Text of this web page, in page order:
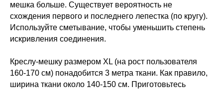
мешка больше. Существует вероятность не
схождения первого и последнего лепестка (по кругу).
Используйте сметывание, чтобы уменьшить степень
искривления соединения.
Креслу-мешку размером XL (на рост пользователя
160-170 см) понадобится 3 метра ткани. Как правило,
ширина ткани около 140-150 см. Приготовьтесь